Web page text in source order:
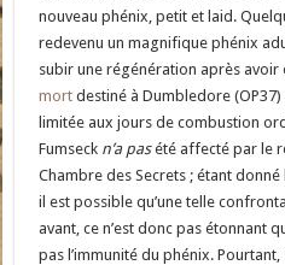
nouveau phénix, petit et laid.
redevenu un magnifique phénix
subir une régénération après avoir
mort destiné à Dumbledore (OP37)
limitée aux jours de combustion
Fumseck n’a pasété affecté par le
Chambre des Secrets ; étant
il est possible qu’une telle
avant, ce n’est donc pas étonnant
pas l’immunité du phénix.